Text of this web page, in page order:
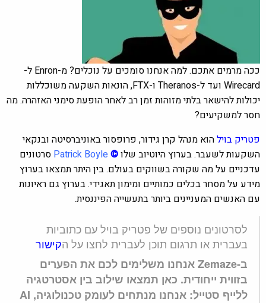
ככה מרמים אתכם. למה אנחנו סומכים על נוכלים? מ-Enron ל-
Wirecard ועד ל-Theranos ו-FTX, הונאות השקעה משוכללות
יכולות להישאר בלתי מזוהות זמן רב לאחר הופעת סימני האזהרה. מה
חסר למשקיעים?
פטריק בוילהוא מנהל קרן גידור, פרופסור באוניברסיטה ובנקאי
השקעות לשעבר. בערוץ היוטיוב שלו©
Patrick Boyleסרטונים
עדכניים על מה שקורה בשווקים בעולם. בין היתר תמצאו בערוץ
מידע על מסחר בכלים כמותיים ומימון תאגידי. בערוץ גם ראיונות
עם האנשים המעניינים ביותר בתעשייה הפיננסית.
לסרטונים נוספים של פטריק בויל עם כתוביות
בעברית או תרגום תוכן לעברית לחצו על ה קישור
ב-Zemaze אנחנו משלימים לכם את הפערים
בזווית ייחודית. כאן תמצאו שילוב בין אסטרטגיה
ללייף סטייל: אנחנו מנתחים לעומק טכנולוגיה, AI